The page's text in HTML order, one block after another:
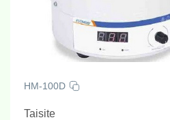
HM-100D
Taisite